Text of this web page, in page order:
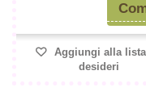
Aggiungi alla
desideri